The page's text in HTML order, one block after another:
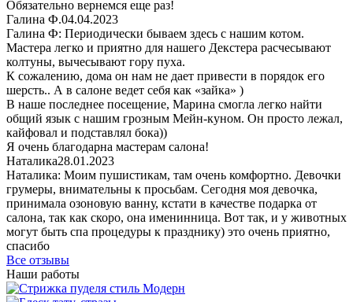
Обязательно вернемся еще раз!
Галина Ф.04.04.2023
Галина Ф: Периодически бываем здесь с нашим котом.
Мастера легко и приятно для нашего Декстера расчесывают
колтуны, вычесывают гору пуха.
К сожалению, дома он нам не дает привести в порядок его
шерсть.. А в салоне ведет себя как «зайка» )
В наше последнее посещение, Марина смогла легко найти
общий язык с нашим грозным Мейн-куном. Он просто лежал,
кайфовал и подставлял бока))
Я очень благодарна мастерам салона!
Наталика28.01.2023
Наталика: Моим пушистикам, там очень комфортно. Девочки
грумеры, внимательны к просьбам. Сегодня моя девочка,
принимала озоновую ванну, кстати в качестве подарка от
салона, так как скоро, она именинница. Вот так, и у животных
могут быть спа процедуры к празднику) это очень приятно,
спасибо
Все отзывы
Наши работы